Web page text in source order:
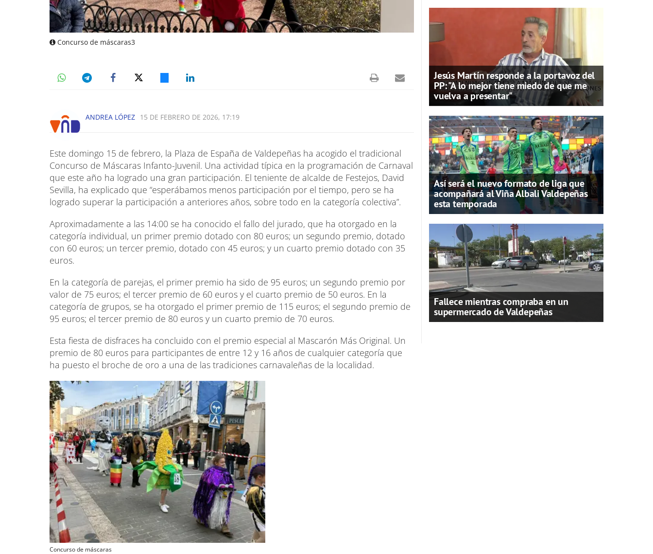
Concurso de máscaras3
ANDREA LÓPEZ 15 DE FEBRERO DE 2026, 17:19
Este domingo 15 de febrero, la Plaza de España de Valdepeñas ha acogido el tradicional
Concurso de Máscaras Infanto-Juvenil. Una actividad típica en la programación de Carnaval
que este año ha logrado una gran participación. El teniente de alcalde de Festejos, David
Sevilla, ha explicado que “esperábamos menos participación por el tiempo, pero se ha
logrado superar la participación a anteriores años, sobre todo en la categoría colectiva”.
Aproximadamente a las 14:00 se ha conocido el fallo del jurado, que ha otorgado en la
categoría individual, un primer premio dotado con 80 euros; un segundo premio, dotado
con 60 euros; un tercer premio, dotado con 45 euros; y un cuarto premio dotado con 35
euros.
En la categoría de parejas, el primer premio ha sido de 95 euros; un segundo premio por
valor de 75 euros; el tercer premio de 60 euros y el cuarto premio de 50 euros. En la
categoría de grupos, se ha otorgado el primer premio de 115 euros; el segundo premio de
95 euros; el tercer premio de 80 euros y un cuarto premio de 70 euros.
Esta fiesta de disfraces ha concluido con el premio especial al Mascarón Más Original. Un
premio de 80 euros para participantes de entre 12 y 16 años de cualquier categoría que
ha puesto el broche de oro a una de las tradiciones carnavaleñas de la localidad.
Concurso de máscaras
Jesús Martín responde a la portavoz del
PP: "A lo mejor tiene miedo de que me
vuelva a presentar"
Así será el nuevo formato de liga que
acompañará al Viña Albali Valdepeñas
esta temporada
Fallece mientras compraba en un
supermercado de Valdepeñas